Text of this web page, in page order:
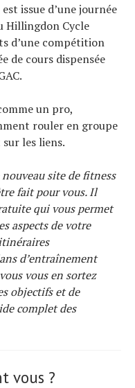
issue d’une journée
Hillingdon Cycle
d’une compétition
de cours dispensée
un pro,
rouler en groupe
les liens.
site de fitness
fait pour vous. Il
qui vous permet
aspects de votre
d’entraînement
vous en sortez
objectifs et de
complet des
vous ?